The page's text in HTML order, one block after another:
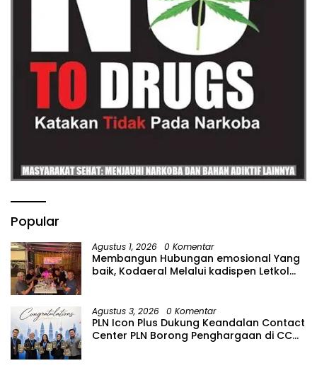
Popular
Agustus 1, 2026 0 Komentar
Membangun Hubungan emosional Yang
baik, Kodaeral Melalui kadispen Letkol
suasana Santai lebih Dekat Dan
Harmonis.
Agustus 3, 2026 0 Komentar
PLN Icon Plus Dukung Keandalan Contact
Center PLN Borong Penghargaan di CCW